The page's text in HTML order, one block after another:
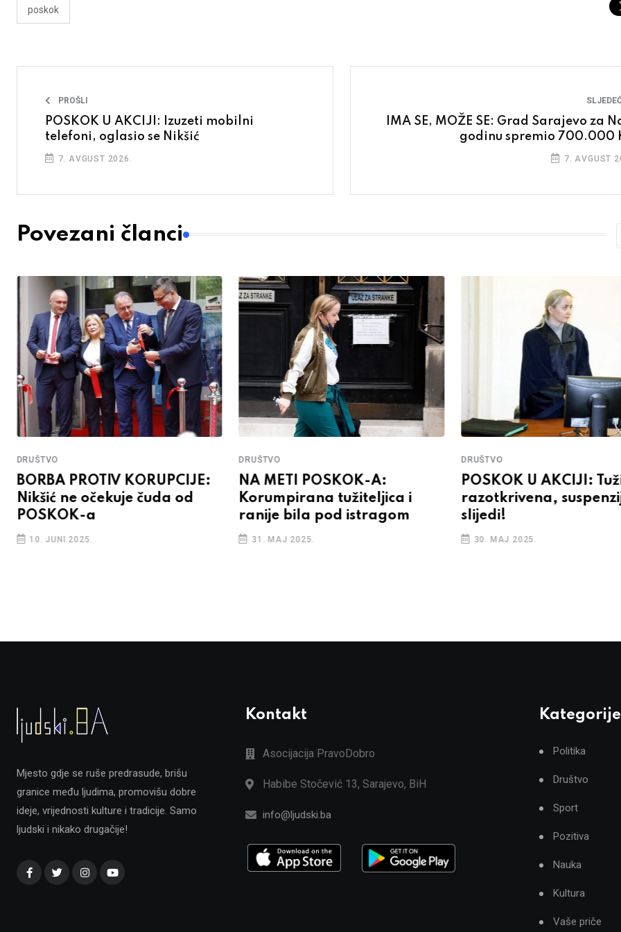
poskok
PROŠLI
POSKOK U AKCIJI: Izuzeti mobilni
telefoni, oglasio se Nikšić
7. AVGUST 2026.
IMA SE, MOŽE SE: Grad Sarajevo za
godinu spremio 700.000
7. AVGUST
Povezani članci
DRUŠTVO
BORBA PROTIV KORUPCIJE:
Nikšić ne očekuje čuda od
POSKOK-a
10. JUNI 2025.
DRUŠTVO
NA METI POSKOK-A:
Korumpirana tužiteljica i
ranije bila pod istragom
31. MAJ 2025.
DRUŠTVO
POSKOK U AKCIJI:
razotkrivena,
slijedi!
30. MAJ 2025.
Mjesto gdje se ruše predrasude, brišu
granice među ljudima, promovišu dobre
ideje, vrijednosti kulture i tradicije. Samo
ljudski i nikako drugačije!
Kontakt
Asocijacija PravoDobro
Habibe Stočević 13, Sarajevo, BiH
info@ljudski.ba
Kategorije
Politika
Društvo
Sport
Pozitiva
Nauka
Kultura
Vaše priče